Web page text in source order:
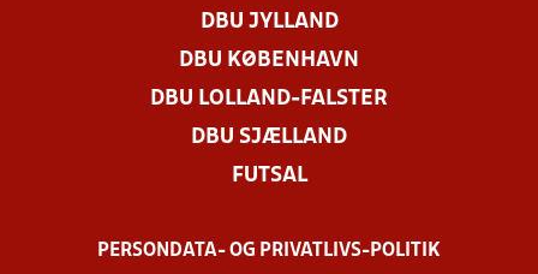
DBU JYLLAND
DBU KØBENHAVN
DBU LOLLAND-FALSTER
DBU SJÆLLAND
FUTSAL
PERSONDATA- OG PRIVATLIVS-POLITIK